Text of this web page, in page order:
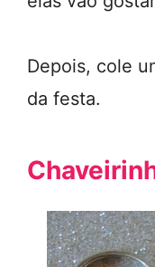
Depois, cole
da festa.